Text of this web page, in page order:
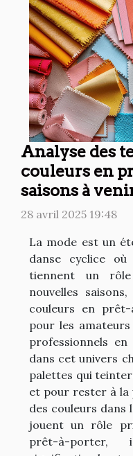
Analyse des
couleurs en
saisons à
28 avril 2025 19:48
La mode est un
danse cyclice
tiennent un
nouvelles
couleurs en
pour les
professionnels
dans cet univers
palettes qui
et pour rester à la
des couleurs
jouent un rôle
prêt-à-porter,